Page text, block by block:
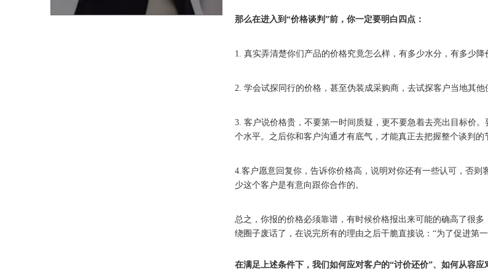
那么在进入到“价格谈判”前，你一定要明白四点：
1. 真实弄清楚你们产品的价格究竟怎么样，有多少水分，有多少
2. 学会试探同行的价格，甚至伪装成采购商，去试探客户当地其
3. 客户说价格贵，不要第一时间质疑，更不要急着去亮出目标价
个水平。之后你和客户沟通才有底气，才能真正去把握整个谈判的
4.客户愿意回复你，告诉你价格高，说明对你还有一些认可，否
少这个客户是有意向跟你合作的。
总之，你报的价格必须靠谱，有时候价格报出来可能的确高了很
绕圈子废话了，在说完所有的理由之后干脆直接说：“为了促进第
在满足上述条件下，我们如何应对客户的“讨价还价”、如何从容应